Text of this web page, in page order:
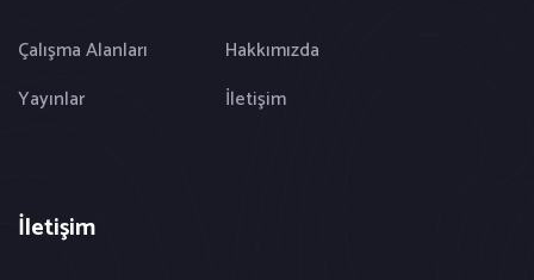
Çalışma Alanları
Yayınlar
Hakkımızda
İletişim
İletişim